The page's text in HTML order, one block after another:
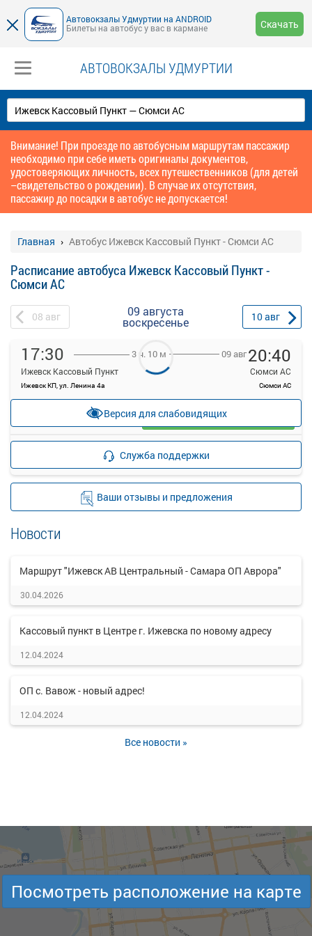
Автовокзалы Удмуртии на ANDROID
Билеты на автобус у вас в кармане
Скачать
АВТОВОКЗАЛЫ УДМУРТИИ
Внимание! При проезде по автобусным маршрутам пассажир
необходимо при себе иметь оригиналы документов,
удостоверяющих личность, всех путешественников (для детей
–свидетельство о рождении). В случае их отсутствия,
пассажир до посадки в автобус не допускается!
Главная Автобус Ижевск Кассовый Пункт - Сюмси АС
Расписание автобуса Ижевск Кассовый Пункт -
Сюмси АС
08 авг 09 августа
воскресенье 10авг
17:30
Ижевск Кассовый Пункт
Ижевск КП, ул. Ленина 4а
3 ч. 10 м 09 авг20:40
Сюмси АС
Сюмси АС
—
Загрузить цену
Версия для слабовидящих
Служба поддержки
Ваши отзывы и предложения
Новости
Маршрут "Ижевск АВ Центральный - Самара ОП Аврора"
30.04.2026
Кассовый пункт в Центре г. Ижевска по новому адресу
12.04.2024
ОП с. Вавож - новый адрес!
12.04.2024
Все новости »
Посмотреть расположение на карте